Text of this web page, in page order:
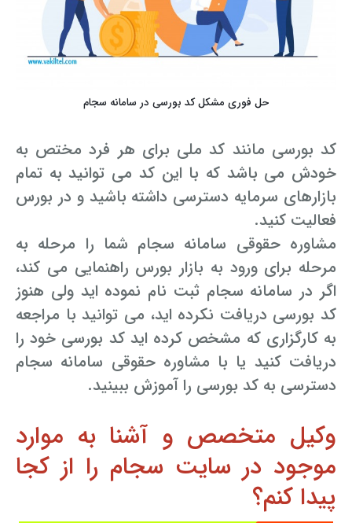
حل فوری مشکل کد بورسی در سامانه سجام
کد بورسی مانند کد ملی برای هر فرد مختص به
خودش می باشد که با این کد می توانید به تمام
بازارهای سرمایه دسترسی داشته باشید و در بورس
فعالیت کنید.
مشاوره حقوقی سامانه سجام شما را مرحله به
مرحله برای ورود به بازار بورس راهنمایی می کند،
اگر در سامانه سجام ثبت نام نموده اید ولی هنوز
کد بورسی دریافت نکرده اید، می توانید با مراجعه
به کارگزاری که مشخص کرده اید کد بورسی خود را
دریافت کنید یا با مشاوره حقوقی سامانه سجام
دسترسی به کد بورسی را آموزش ببینید.
وکیل متخصص و آشنا به موارد
موجود در سایت سجام را از کجا
پیدا کنم؟